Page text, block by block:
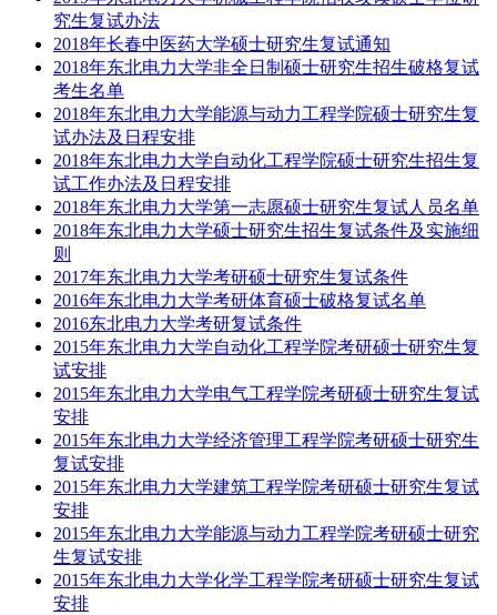
究生复试办法
2018年长春中医药大学硕士研究生复试通知
2018年东北电力大学非全日制硕士研究生招生破格复试
考生名单
2018年东北电力大学能源与动力工程学院硕士研究生复
试办法及日程安排
2018年东北电力大学自动化工程学院硕士研究生招生复
试工作办法及日程安排
2018年东北电力大学第一志愿硕士研究生复试人员名单
2018年东北电力大学硕士研究生招生复试条件及实施细
则
2017年东北电力大学考研硕士研究生复试条件
2016年东北电力大学考研体育硕士破格复试名单
2016东北电力大学考研复试条件
2015年东北电力大学自动化工程学院考研硕士研究生复
试安排
2015年东北电力大学电气工程学院考研硕士研究生复试
安排
2015年东北电力大学经济管理工程学院考研硕士研究生
复试安排
2015年东北电力大学建筑工程学院考研硕士研究生复试
安排
2015年东北电力大学能源与动力工程学院考研硕士研究
生复试安排
2015年东北电力大学化学工程学院考研硕士研究生复试
安排